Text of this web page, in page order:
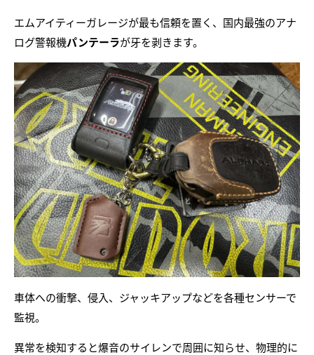
エムアイティーガレージが最も信頼を置く、国内最強のアナ
ログ警報機パンテーラが牙を剥きます。
車体への衝撃、侵入、ジャッキアップなどを各種センサーで
監視。
異常を検知すると爆音のサイレンで周囲に知らせ、物理的に